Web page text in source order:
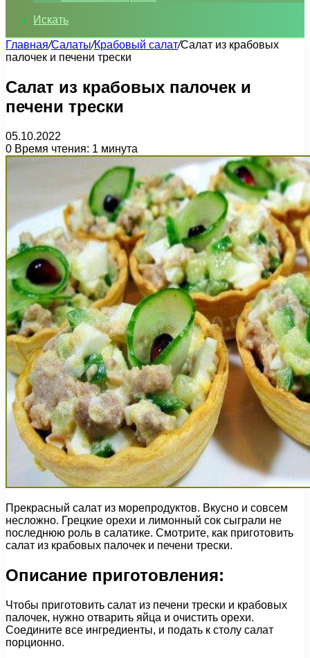
Искать
Главная/Салаты/Крабовый салат/Салат из крабовых
палочек и печени трески
Салат из крабовых палочек и
печени трески
05.10.2022
0 Время чтения: 1 минута
Прекрасный салат из морепродуктов. Вкусно и совсем
несложно. Грецкие орехи и лимонный сок сыграли не
последнюю роль в салатике. Смотрите, как приготовить
салат из крабовых палочек и печени трески.
Описание приготовления:
Чтобы приготовить салат из печени трески и крабовых
палочек, нужно отварить яйца и очистить орехи.
Соедините все ингредиенты, и подать к столу салат
порционно.